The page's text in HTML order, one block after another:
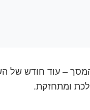
– עוד חודש של
ומתחזקת.